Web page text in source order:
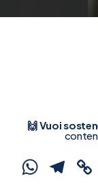
🙌 Vuoi